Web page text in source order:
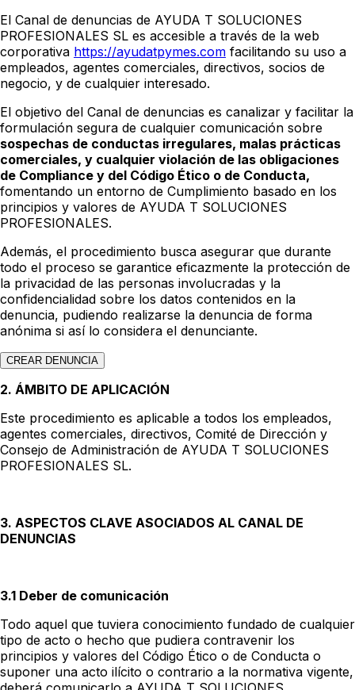
El Canal de denuncias de AYUDA T SOLUCIONES
PROFESIONALES SL es accesible a través de la web
corporativa https://ayudatpymes.com facilitando su uso a
empleados, agentes comerciales, directivos, socios de
negocio, y de cualquier interesado.
El objetivo del Canal de denuncias es canalizar y facilitar la
formulación segura de cualquier comunicación sobre
sospechas de conductas irregulares, malas prácticas
comerciales, y cualquier violación de las obligaciones
de Compliance y del Código Ético o de Conducta,
fomentando un entorno de Cumplimiento basado en los
principios y valores de AYUDA T SOLUCIONES
PROFESIONALES.
Además, el procedimiento busca asegurar que durante
todo el proceso se garantice eficazmente la protección de
la privacidad de las personas involucradas y la
confidencialidad sobre los datos contenidos en la
denuncia, pudiendo realizarse la denuncia de forma
anónima si así lo considera el denunciante.
CREAR DENUNCIA
2. ÁMBITO DE APLICACIÓN
Este procedimiento es aplicable a todos los empleados,
agentes comerciales, directivos, Comité de Dirección y
Consejo de Administración de AYUDA T SOLUCIONES
PROFESIONALES SL.
3. ASPECTOS CLAVE ASOCIADOS AL CANAL DE
DENUNCIAS
3.1 Deber de comunicación
Todo aquel que tuviera conocimiento fundado de cualquier
tipo de acto o hecho que pudiera contravenir los
principios y valores del Código Ético o de Conducta o
suponer una acto ilícito o contrario a la normativa vigente,